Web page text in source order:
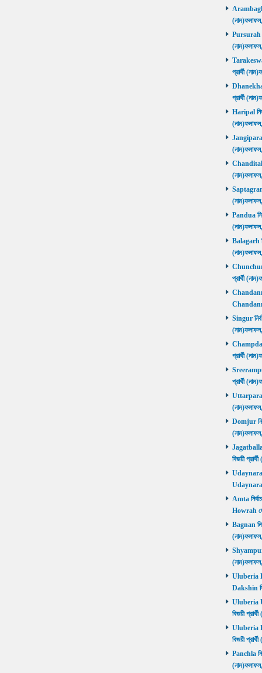
Arambagh
Pursurah
প্রার্থী
Dhanekhali
প্রার্থী
Haripal
Jangipara
Chanditala
Saptagram
Pandua
Balagarh
Chunchura
প্রার্থী
Singur
প্রার্থী
প্রার্থী
Uttarpara
Domjur
বিজয়ী
Amta
Howrah
Bagnan
Shyampur
Uluberia
Dakshin
Uluberia
বিজয়ী
Uluberia
বিজয়ী
Panchla